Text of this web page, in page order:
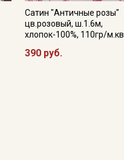
Сатин "Античные розы"
цв.розовый, ш.1.6м,
хлопок-100%, 110гр/м.кв
390 руб.